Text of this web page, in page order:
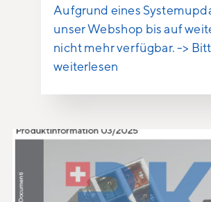
Aufgrund eines
unser Webshop bis auf
nicht mehr verfügbar. ->
weiterlesen